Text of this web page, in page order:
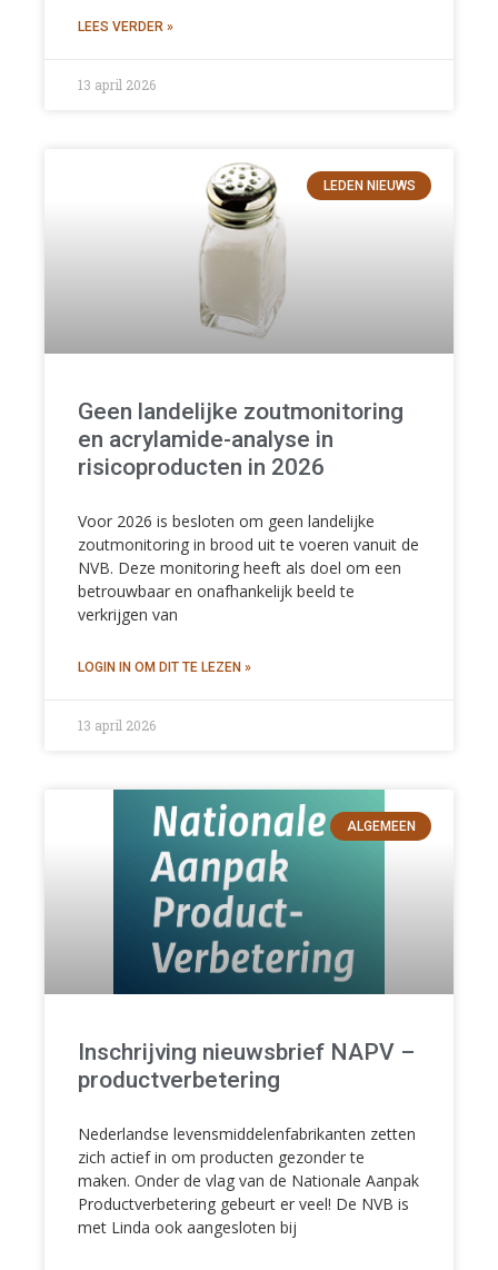
LEES VERDER »
13 april 2026
LEDEN NIEUWS
Geen landelijke zoutmonitoring
en acrylamide-analyse in
risicoproducten in 2026
Voor 2026 is besloten om geen landelijke
zoutmonitoring in brood uit te voeren vanuit de
NVB. Deze monitoring heeft als doel om een
betrouwbaar en onafhankelijk beeld te
verkrijgen van
13 april 2026
ALGEMEEN
Inschrijving nieuwsbrief NAPV –
productverbetering
Nederlandse levensmiddelenfabrikanten zetten
zich actief in om producten gezonder te
maken. Onder de vlag van de Nationale Aanpak
Productverbetering gebeurt er veel! De NVB is
met Linda ook aangesloten bij